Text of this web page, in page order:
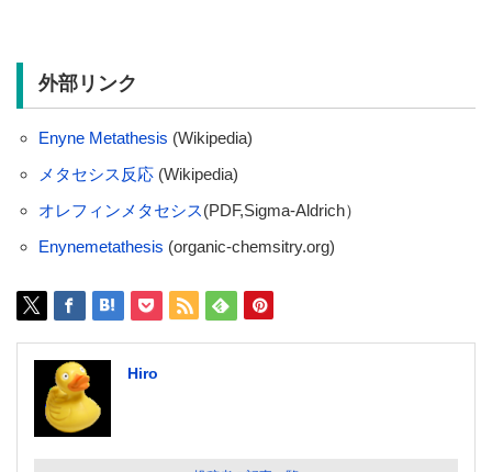
外部リンク
Enyne Metathesis (Wikipedia)
メタセシス反応(Wikipedia)
オレフィンメタセシス(PDF,Sigma-Aldrich）
Enynemetathesis (organic-chemsitry.org)
Hiro